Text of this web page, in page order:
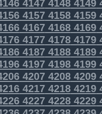
414741484149
415741584159
416741684169
417741784179
418741884189
419741984199
420742084209
421742184219
422742284229